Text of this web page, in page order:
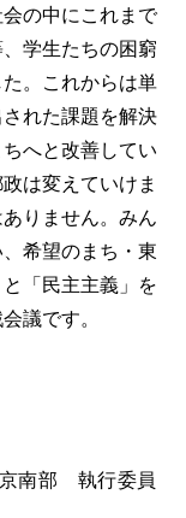
の中にこれまで
学生たちの困窮
。これからは単
れた課題を解決
へと改善してい
は変えていけま
りません。みん
希望のまち・東
「民主主義」を
議です。
南部 執行委員